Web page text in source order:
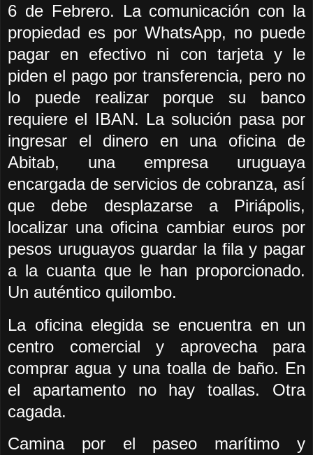
6 de Febrero. La comunicación con la
propiedad es por WhatsApp, no puede
pagar en efectivo ni con tarjeta y le
piden el pago por transferencia, pero no
lo puede realizar porque su banco
requiere el IBAN. La solución pasa por
ingresar el dinero en una oficina de
Abitab, una empresa uruguaya
encargada de servicios de cobranza, así
que debe desplazarse a Piriápolis,
localizar una oficina cambiar euros por
pesos uruguayos guardar la fila y pagar
a la cuanta que le han proporcionado.
Un auténtico quilombo.
La oficina elegida se encuentra en un
centro comercial y aprovecha para
comprar agua y una toalla de baño. En
el apartamento no hay toallas. Otra
cagada.
Camina por el paseo marítimo y